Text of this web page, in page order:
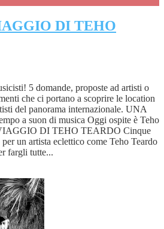
DI TEHO
5 domande, proposte ad artisti o
che ci portano a scoprire le location
del panorama internazionale. UNA
a suon di musica Oggi ospite è Teho
DI TEHO TEARDO Cinque
un artista eclettico come Teho Teardo
fargli tutte...